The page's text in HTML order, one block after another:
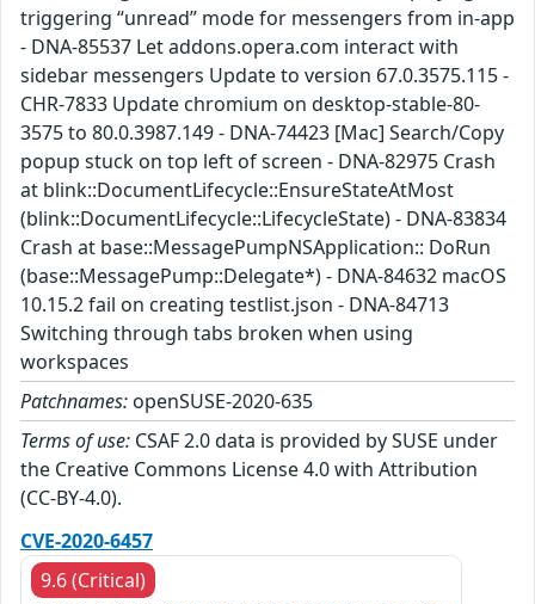
triggering “unread” mode for messengers from in-app
- DNA-85537 Let addons.opera.com interact with
sidebar messengers Update to version 67.0.3575.115 -
CHR-7833 Update chromium on desktop-stable-80-
3575 to 80.0.3987.149 - DNA-74423 [Mac] Search/Copy
popup stuck on top left of screen - DNA-82975 Crash
at blink::DocumentLifecycle::EnsureStateAtMost
(blink::DocumentLifecycle::LifecycleState) - DNA-83834
Crash at base::MessagePumpNSApplication:: DoRun
(base::MessagePump::Delegate*) - DNA-84632 macOS
10.15.2 fail on creating testlist.json - DNA-84713
Switching through tabs broken when using
workspaces
Patchnames: openSUSE-2020-635
Terms of use: CSAF 2.0 data is provided by SUSE under
the Creative Commons License 4.0 with Attribution
(CC-BY-4.0).
CVE-2020-6457
9.6 (Critical)